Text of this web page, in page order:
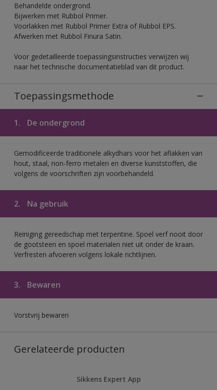
Behandelde ondergrond.
Bijwerken met Rubbol Primer.
Voorlakken met Rubbol Primer Extra of Rubbol EPS.
Afwerken met Rubbol Finura Satin.
Voor gedetailleerde toepassingsinstructies verwijzen wij
naar het technische documentatieblad van dit product.
Toepassingsmethode
1. De ondergrond
Gemodificeerde traditionele alkydhars voor het aflakken van
hout, staal, non-ferro metalen en diverse kunststoffen, die
volgens de voorschriften zijn voorbehandeld.
2. Na gebruik
Reiniging gereedschap met terpentine. Spoel verf nooit door
de gootsteen en spoel materialen niet uit onder de kraan.
Verfresten afvoeren volgens lokale richtlijnen.
3. Bewaren
Vorstvrij bewaren
Gerelateerde producten
Sikkens Expert App